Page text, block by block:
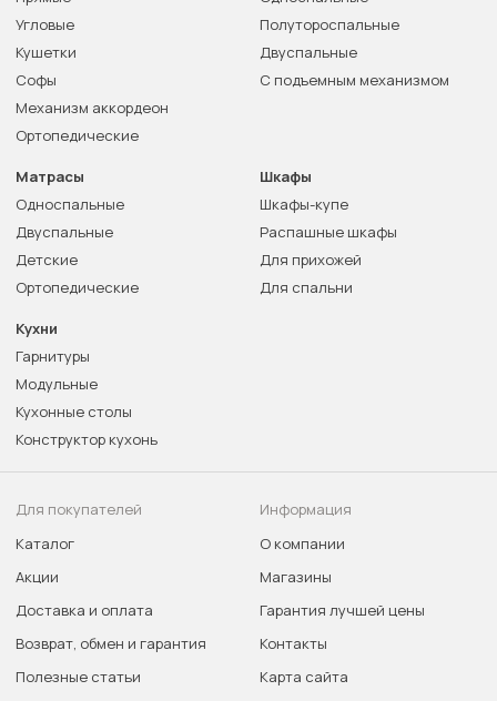
Угловые
Кушетки
Софы
Механизм аккордеон
Ортопедические
Полутороспальные
Двуспальные
С подъемным механизмом
Матрасы
Односпальные
Двуспальные
Детские
Ортопедические
Шкафы
Шкафы-купе
Распашные шкафы
Для прихожей
Для спальни
Кухни
Гарнитуры
Модульные
Кухонные столы
Конструктор кухонь
Для покупателей
Каталог
Акции
Доставка и оплата
Возврат, обмен и гарантия
Полезные статьи
Информация
О компании
Магазины
Гарантия лучшей цены
Контакты
Карта сайта